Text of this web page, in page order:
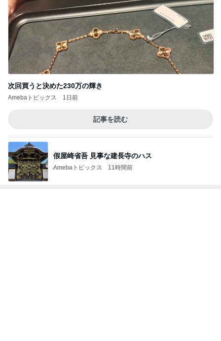
次回買うと決めた230万の輝き
Amebaトピックス 1日前
記事を読む
假屋崎省吾 見事な建長寺のハス
Amebaトピックス 11時間前